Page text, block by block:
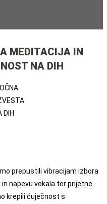
MEDITACIJA IN
NA DIH
prepustili vibracijam izbora
napevu vokala ter prijetne
krepili čuječnost s